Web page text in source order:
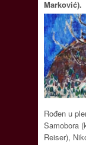
Marković).
Rođen u
Samobora
Reiser),